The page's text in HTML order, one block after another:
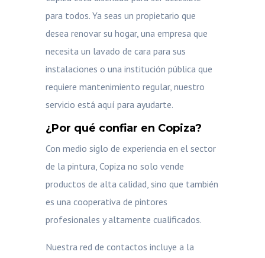
para todos. Ya seas un propietario que
desea renovar su hogar, una empresa que
necesita un lavado de cara para sus
instalaciones o una institución pública que
requiere mantenimiento regular, nuestro
servicio está aquí para ayudarte.
¿Por qué confiar en Copiza?
Con medio siglo de experiencia en el sector
de la pintura, Copiza no solo vende
productos de alta calidad, sino que también
es una cooperativa de pintores
profesionales y altamente cualificados.
Nuestra red de contactos incluye a la